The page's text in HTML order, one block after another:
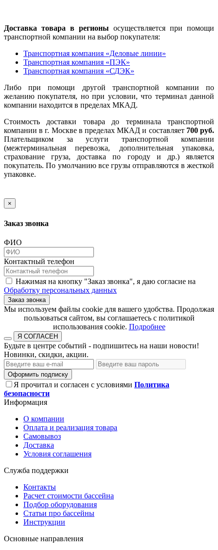
Доставка товара в регионы осуществляется при помощи
транспортной компании на выбор покупателя:
Транспортная компания «Деловые линии»
Транспортная компания «ПЭК»
Транспортная компания «СДЭК»
Либо при помощи другой транспортной компании по
желанию покупателя, но при условии, что терминал данной
компании находится в пределах МКАД.
Стоимость доставки товара до терминала транспортной
компании в г. Москве в пределах МКАД и составляет 700 руб.
Плательщиком за услуги транспортной компании
(межтерминальная перевозка, дополнительная упаковка,
страхование груза, доставка по городу и др.) является
покупатель. По умолчанию все грузы отправляются в жесткой
упаковке.
×
Заказ звонка
ФИО
Контактный телефон
Нажимая на кнопку "Заказ звонка", я даю согласие на
Обработку персональных данных
Заказ звонка
​​​​​​​Мы используем файлы cookie для вашего удобства. Продолжая
пользоваться сайтом, вы соглашаетесь с политикой
использования cookie.​​​​​​​ Подробнее
Я СОГЛАСЕН
Будьте в центре событий - подпишитесь на наши новости!
Новинки, скидки, акции.
Оформить подписку
Я прочитал и согласен с условиями Политика
безопасности
Информация
О компании
Оплата и реализация товара
Самовывоз
Доставка
Условия соглашения
Служба поддержки
Контакты
Расчет стоимости бассейна
Подбор оборудования
Статьи про бассейны
Инструкции
Основные направления